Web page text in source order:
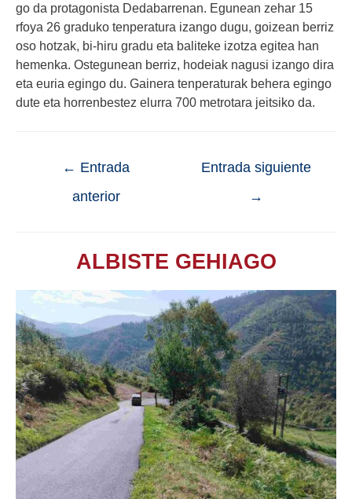
go da protagonista Dedabarrenan. Egunean zehar 15
rfoya 26 graduko tenperatura izango dugu, goizean berriz
oso hotzak, bi-hiru gradu eta baliteke izotza egitea han
hemenka. Ostegunean berriz, hodeiak nagusi izango dira
eta euria egingo du. Gainera tenperaturak behera egingo
dute eta horrenbestez elurra 700 metrotara jeitsiko da.
← Entrada
anterior
Entrada siguiente
→
ALBISTE GEHIAGO